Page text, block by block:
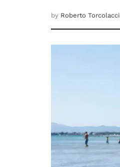
by Roberto Torcolacci